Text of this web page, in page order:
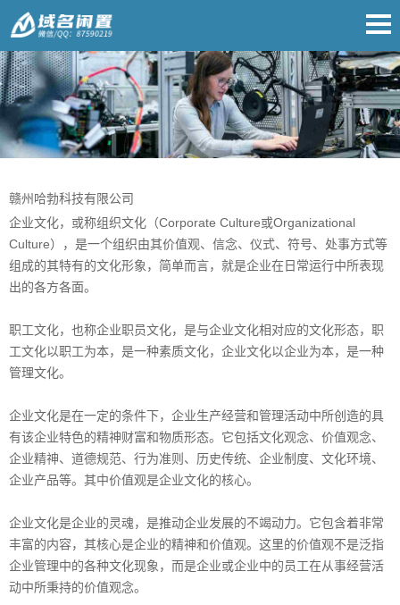
赣州哈勃科技有限公司
企业文化，或称组织文化（Corporate Culture或Organizational
Culture），是一个组织由其价值观、信念、仪式、符号、处事方式等
组成的其特有的文化形象，简单而言，就是企业在日常运行中所表现
出的各方各面。
职工文化，也称企业职员文化，是与企业文化相对应的文化形态，职
工文化以职工为本，是一种素质文化，企业文化以企业为本，是一种
管理文化。
企业文化是在一定的条件下，企业生产经营和管理活动中所创造的具
有该企业特色的精神财富和物质形态。它包括文化观念、价值观念、
企业精神、道德规范、行为准则、历史传统、企业制度、文化环境、
企业产品等。其中价值观是企业文化的核心。
企业文化是企业的灵魂，是推动企业发展的不竭动力。它包含着非常
丰富的内容，其核心是企业的精神和价值观。这里的价值观不是泛指
企业管理中的各种文化现象，而是企业或企业中的员工在从事经营活
动中所秉持的价值观念。